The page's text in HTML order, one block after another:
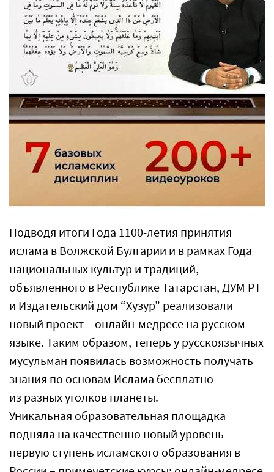
Подводя итоги Года 1100-летия принятия
ислама в Волжской Булгарии и в рамках Года
национальных культур и традиций,
объявленного в Республике Татарстан, ДУМ РТ
и Издательский дом “Хузур” реализовали
новый проект – онлайн-медресе на русском
языке. Таким образом, теперь у русскоязычных
мусульман появилась возможность получать
знания по основам Ислама бесплатно
из разных уголков планеты.
Уникальная образовательная площадка
подняла на качественно новый уровень
первую ступень исламского образования в